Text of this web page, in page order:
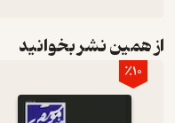
از همین نشر بخوانید
٪10